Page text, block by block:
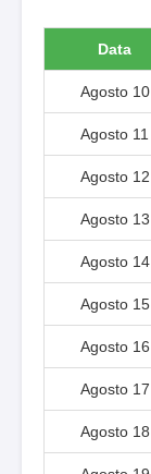
Data
Agosto 10
Agosto 11
Agosto 12
Agosto 13
Agosto 14
Agosto 15
Agosto 16
Agosto 17
Agosto 18